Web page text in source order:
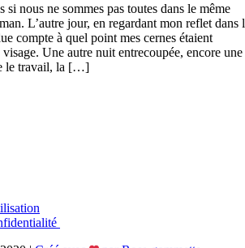
si nous ne sommes pas toutes dans le même
L’autre jour, en regardant mon reflet dans
compte à quel point mes cernes étaient
Une autre nuit entrecoupée, encore une
le travail, la […]